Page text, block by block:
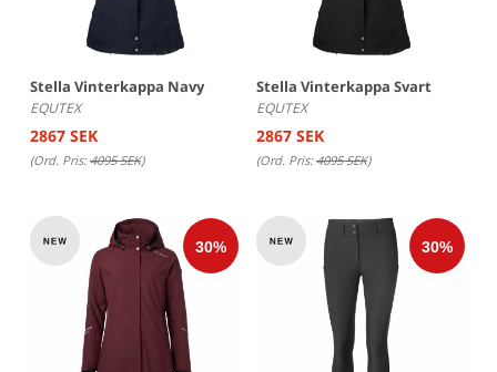
Stella Vinterkappa Navy
EQUTEX
2867 SEK
(Ord. Pris:4095 SEK)
Stella Vinterkappa Svart
EQUTEX
2867 SEK
(Ord. Pris:4095 SEK)